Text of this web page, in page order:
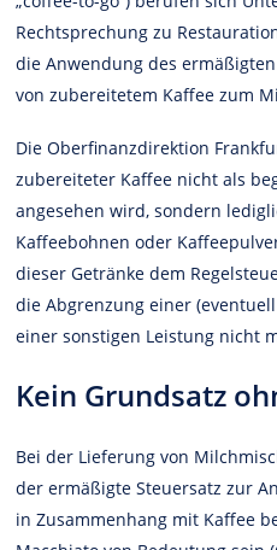
Rechtsprechung zu
die Anwendung des
von zubereitetem Kaffee zum
Die Oberfinanzdirektion
zubereiteter Kaffee nicht als
angesehen wird, sondern
Kaffeebohnen oder
dieser Getränke dem
die Abgrenzung einer
einer sonstigen Leistung nicht
Kein Grundsatz
Bei der Lieferung von
der ermäßigte Steuersatz zur
in Zusammenhang mit Kaffee